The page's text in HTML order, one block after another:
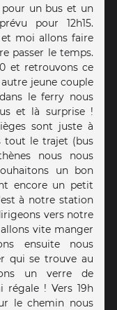
pour un bus et un
pour 12h15.
moi allons faire
passer le temps.
et retrouvons ce
jeune couple
le ferry nous
et là surprise !
sont juste à
tout le trajet (bus
nous nous
un bon
encore un petit
à notre station
vers notre
vite manger
ensuite nous
qui se trouve au
un verre de
régale ! Vers 19h
le chemin nous